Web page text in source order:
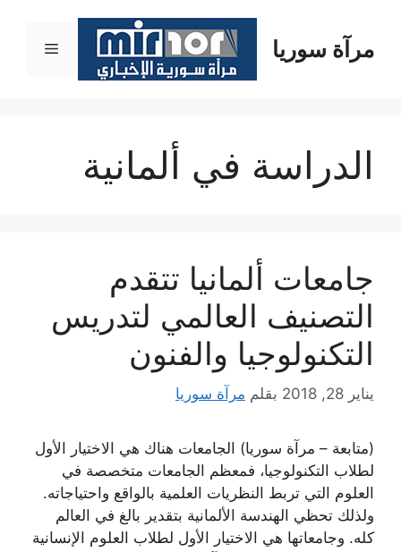
المحتوىمرآة سوريا القائمة
الدراسة في ألمانية
جامعات ألمانيا تتقدم
التصنيف العالمي لتدريس
التكنولوجيا والفنون
يناير 28, 2018 بقلم مرآة سوريا
(متابعة – مرآة سوريا) الجامعات هناك هي الاختيار الأول
لطلاب التكنولوجيا، فمعظم الجامعات متخصصة في
العلوم التي تربط النظريات العلمية بالواقع واحتياجاته.
ولذلك تحظي الهندسة الألمانية بتقدير بالغ في العالم
كله. وجامعاتها هي الاختيار الأول لطلاب العلوم الإنسانية